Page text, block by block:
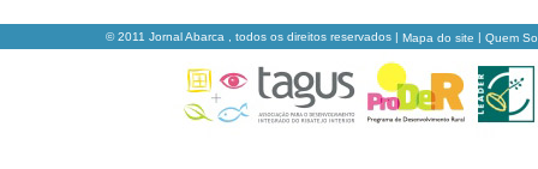
© 2011 Jornal Abarca , todos os direitos reservados | Mapa do site | Quem